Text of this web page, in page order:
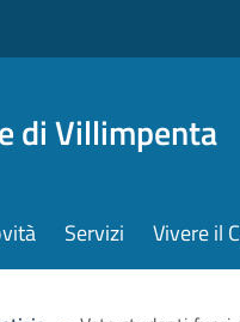
di Villimpenta
Servizi Vivere il